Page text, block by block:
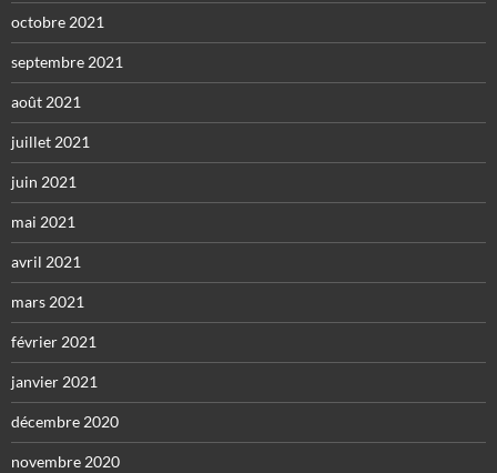
octobre 2021
septembre 2021
août 2021
juillet 2021
juin 2021
mai 2021
avril 2021
mars 2021
février 2021
janvier 2021
décembre 2020
novembre 2020